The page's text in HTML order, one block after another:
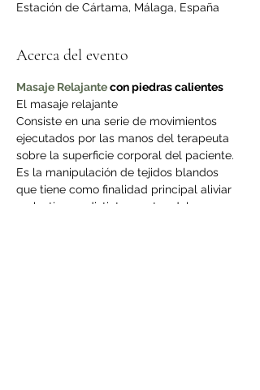
Estación de Cártama, Málaga, España
Acerca del evento
Masaje Relajante con piedras calientes
El masaje relajante
Consiste en una serie de movimientos
ejecutados por las manos del terapeuta
sobre la superficie corporal del paciente.
Es la manipulación de tejidos blandos
que tiene como finalidad principal aliviar
molestias en distintas partes del cuerpo,